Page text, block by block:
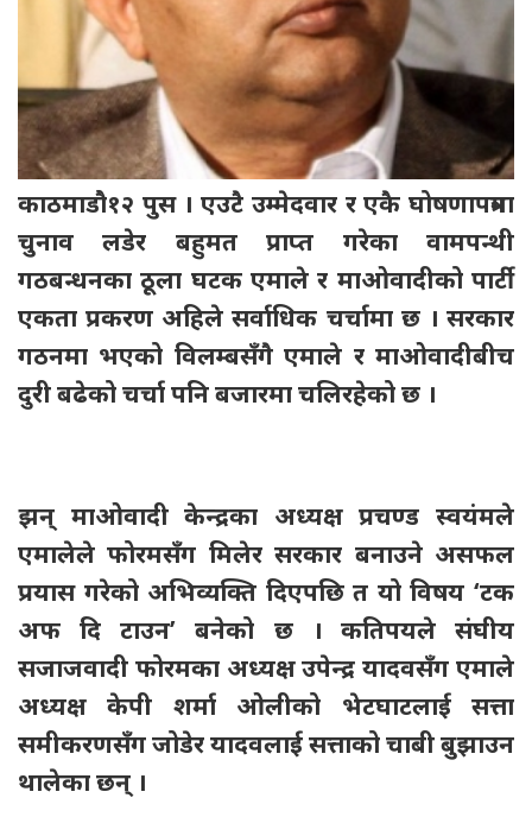
काठमाडौ१२ पुस । एउटै उम्मेदवार र एकै घोषणापत्रमा
चुनाव लडेर बहुमत प्राप्त गरेका वामपन्थी
गठबन्धनका ठूला घटक एमाले र माओवादीको पार्टी
एकता प्रकरण अहिले सर्वाधिक चर्चामा छ । सरकार
गठनमा भएको विलम्बसँगै एमाले र माओवादीबीच
दुरी बढेको चर्चा पनि बजारमा चलिरहेको छ ।
झन् माओवादी केन्द्रका अध्यक्ष प्रचण्ड स्वयंमले
एमालेले फोरमसँग मिलेर सरकार बनाउने असफल
प्रयास गरेको अभिव्यक्ति दिएपछि त यो विषय ‘टक
अफ दि टाउन’ बनेको छ । कतिपयले संघीय
सजाजवादी फोरमका अध्यक्ष उपेन्द्र यादवसँग एमाले
अध्यक्ष केपी शर्मा ओलीको भेटघाटलाई सत्ता
समीकरणसँग जोडेर यादवलाई सत्ताको चाबी बुझाउन
थालेका छन् ।